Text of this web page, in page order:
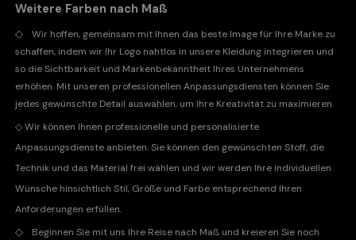
Weitere Farben nach Maß
◇
Wir hoffen, gemeinsam mit Ihnen das beste Image für Ihre Marke zu
schaffen, indem wir Ihr Logo nahtlos in unsere Kleidung integrieren und
so die Sichtbarkeit und Markenbekanntheit Ihres Unternehmens
erhöhen. Mit unseren professionellen Anpassungsdiensten können Sie
jedes gewünschte Detail auswählen, um Ihre Kreativität zu maximieren.
◇Wir können Ihnen professionelle und personalisierte
Anpassungsdienste anbieten. Sie können den gewünschten Stoff, die
Technik und das Material frei wählen und wir werden Ihre individuellen
Wünsche hinsichtlich Stil, Größe und Farbe entsprechend Ihren
Anforderungen erfüllen.
◇
Beginnen Sie mit uns Ihre Reise nach Maß und kreieren Sie noch